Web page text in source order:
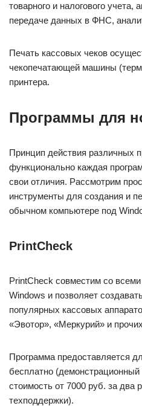
товарного и налогового учета,
передаче данных в ФНС,
Печать кассовых чеков
чекопечатающей машины
принтера.
Программы для
Принцип действия различных
функционально каждая
свои отличия. Рассмотрим
инструменты для создания и
обычном компьютере под
PrintCheck
PrintCheck совместим со
Windows и позволяет
популярных кассовых
«Эвотор», «Меркурий» и
Программа предоставляется
бесплатно
стоимость от 7000 руб. за два
техподдержки).